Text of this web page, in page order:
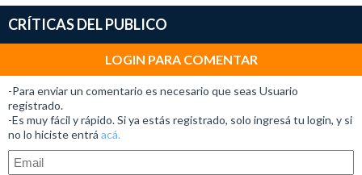
CRÍTICAS DEL PUBLICO
LOGIN PARA COMENTAR
-Para enviar un comentario es necesario que seas Usuario
registrado.
-Es muy fácil y rápido. Si ya estás registrado, solo ingresá tu login, y si
no lo hiciste entrá acá.